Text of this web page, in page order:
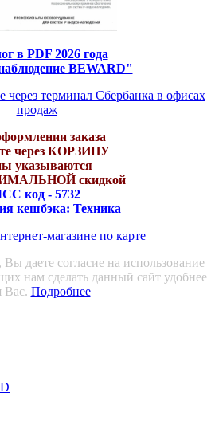
в PDF 2026 года
BEWARD"
заказа
через КОРЗИНУ
указываются
скидкой
код - 5732
кешбэка: Техника
даете согласие на использование
нам сделать данный сайт удобнее
Вас. Подробнее